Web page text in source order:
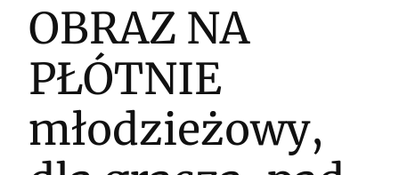
OBRAZ NA
PŁÓTNIE
młodzieżowy,